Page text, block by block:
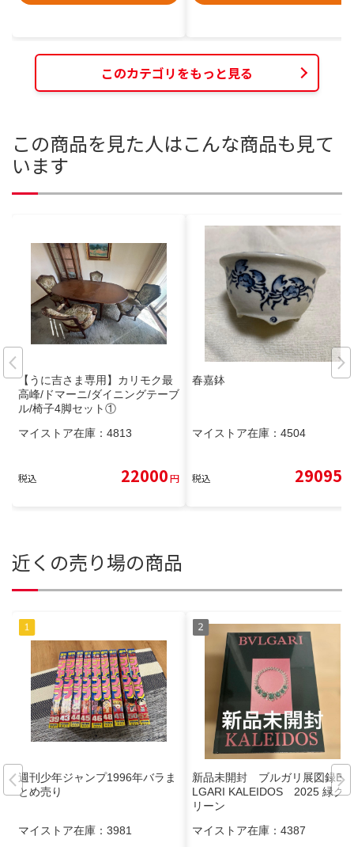
このカテゴリをもっと見る
この商品を見た人はこんな商品も見て
います
【うに吉さま専用】カリモク最
高峰/ドマーニ/ダイニングテーブ
ル/椅子4脚セット①
マイストア在庫： 4813
税込 22000円
春嘉鉢
マイストア在庫： 4504
税込 29095
近くの売り場の商品
週刊少年ジャンプ1996年バラま
とめ売り
マイストア在庫： 3981
新品未開封 ブルガリ展図録BV
LGARI KALEIDOS 2025 緑グ
リーン
マイストア在庫： 4387